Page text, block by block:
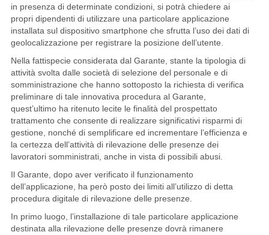
in presenza di determinate condizioni, si potrà chiedere ai
propri dipendenti di utilizzare una particolare applicazione
installata sul dispositivo smartphone che sfrutta l’uso dei dati di
geolocalizzazione per registrare la posizione dell’utente.
Nella fattispecie considerata dal Garante, stante la tipologia di
attività svolta dalle società di selezione del personale e di
somministrazione che hanno sottoposto la richiesta di verifica
preliminare di tale innovativa procedura al Garante,
quest’ultimo ha ritenuto lecite le finalità del prospettato
trattamento che consente di realizzare significativi risparmi di
gestione, nonché di semplificare ed incrementare l’efficienza e
la certezza dell’attività di rilevazione delle presenze dei
lavoratori somministrati, anche in vista di possibili abusi.
Il Garante, dopo aver verificato il funzionamento
dell’applicazione, ha però posto dei limiti all’utilizzo di detta
procedura digitale di rilevazione delle presenze.
In primo luogo, l’installazione di tale particolare applicazione
destinata alla rilevazione delle presenze dovrà rimanere